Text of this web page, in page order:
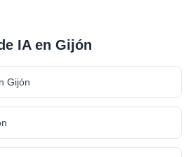
IA en Gijón
Gijón